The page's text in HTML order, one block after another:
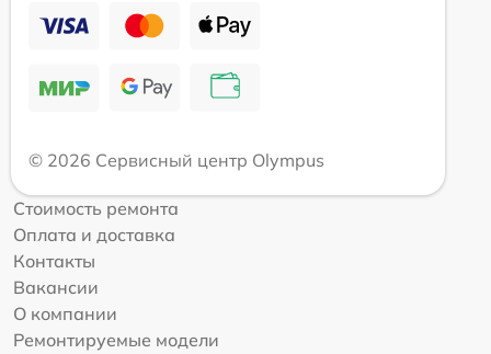
© 2026 Сервисный центр Olympus
Стоимость ремонта
Оплата и доставка
Контакты
Вакансии
О компании
Ремонтируемые модели